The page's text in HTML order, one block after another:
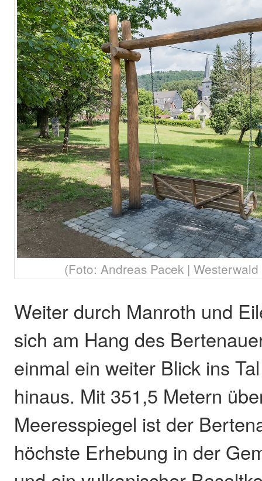
(Foto: Andreas Pacek |
Weiter durch Manroth und
sich am Hang des
einmal ein weiter Blick ins
hinaus. Mit 351,5 Metern
Meeresspiegel ist der
höchste Erhebung in der